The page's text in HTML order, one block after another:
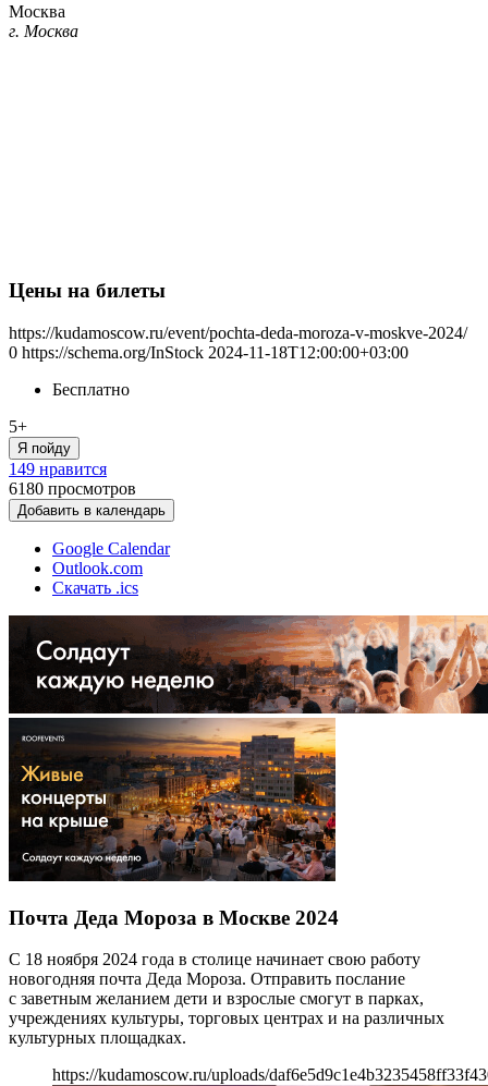
Москва
г. Москва
Цены на билеты
https://kudamoscow.ru/event/pochta-deda-moroza-v-moskve-2024/
0 https://schema.org/InStock 2024-11-18T12:00:00+03:00
Бесплатно
5+
Я пойду
149 нравится
6180 просмотров
Добавить в календарь
Google Calendar
Outlook.com
Скачать .ics
Почта Деда Мороза в Москве 2024
С 18 ноября 2024 года в столице начинает свою работу
новогодняя почта Деда Мороза. Отправить послание
с заветным желанием дети и взрослые смогут в парках,
учреждениях культуры, торговых центрах и на различных
культурных площадках.
https://kudamoscow.ru/uploads/